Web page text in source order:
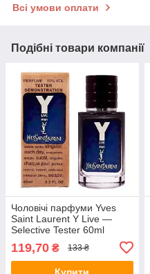
Всі умови оплати
Подібні товари компанії
Чоловічі парфуми Yves
Saint Laurent Y Live —
Selective Tester 60ml
119,70 ₴ 133 ₴